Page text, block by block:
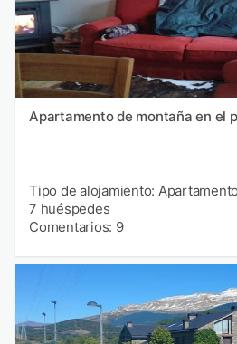
Apartamento de montaña en el
Tipo de alojamiento: Apartamento
7 huéspedes
Comentarios: 9